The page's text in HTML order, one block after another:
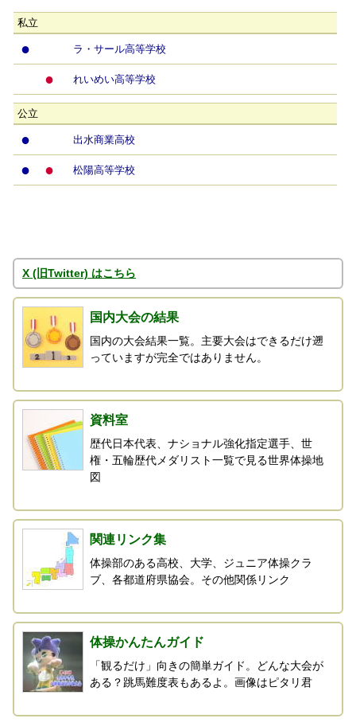
私立
● ラ・サール高等学校
● れいめい高等学校
公立
● 出水商業高校
● ● 松陽高等学校
X (旧Twitter) はこちら
国内大会の結果
国内の大会結果一覧。主要大会はできるだけ遡
っていますが完全ではありません。
資料室
歴代日本代表、ナショナル強化指定選手、世
権・五輪歴代メダリスト一覧で見る世界体操地
図
関連リンク集
体操部のある高校、大学、ジュニア体操クラ
ブ、各都道府県協会。その他関係リンク
体操かんたんガイド
「観るだけ」向きの簡単ガイド。どんな大会が
ある？跳馬難度表もあるよ。画像はピタリ君